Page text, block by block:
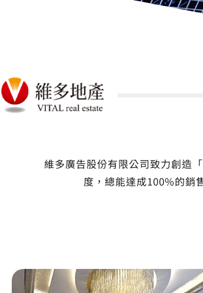
維多廣告股份有限公司致力創造
度，總能達成100%的銷